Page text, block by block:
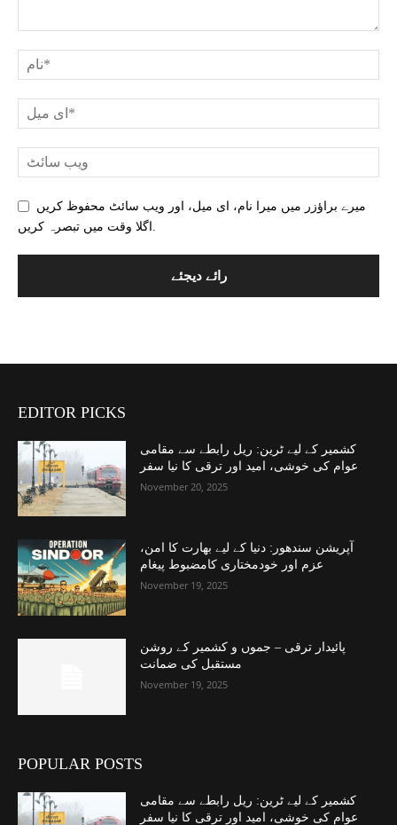
میرے براؤزر میں میرا نام، ای میل، اور ویب سائٹ محفوظ کریں
EDITOR PICKS
کشمیر کے لیے ٹرین: ریل رابطے سے مقامی
عوام کی خوشی، امید اور ترقی کا نیا سفر
November 20, 2025
آپریشن سندھور: دنیا کے لیے بھارت کا امن،
عزم اور خودمختاری کامضبوط پیغام
November 19, 2025
پائیدار ترقی – جموں و کشمیر کے روشن
مستقبل کی ضمانت
November 19, 2025
POPULAR POSTS
کشمیر کے لیے ٹرین: ریل رابطے سے مقامی
عوام کی خوشی، امید اور ترقی کا نیا سفر